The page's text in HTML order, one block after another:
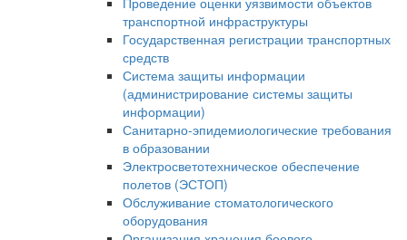
транспортной инфраструктуры
Государственная регистрации транспортных
средств
Система защиты информации
(администрирование системы защиты
информации)
Санитарно-эпидемиологические требования
в образовании
Электросветотехническое обеспечение
полетов (ЭСТОП)
Обслуживание стоматологического
оборудования